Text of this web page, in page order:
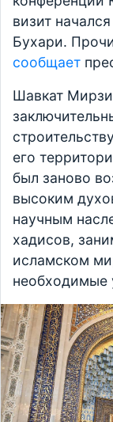
визит
Бухари.
сообщает
Шавкат
его
был заново
высоким
научным
хадисов,
исламском
необходимые